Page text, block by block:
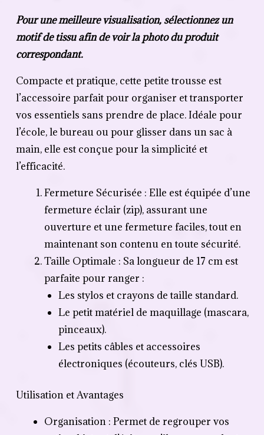
Pour une meilleure visualisation, sélectionnez un
motif de tissu afin de voir la photo du produit
correspondant.
Compacte et pratique, cette petite trousse est
l’accessoire parfait pour organiser et transporter
vos essentiels sans prendre de place. Idéale pour
l’école, le bureau ou pour glisser dans un sac à
main, elle est conçue pour la simplicité et
l’efficacité.
Fermeture Sécurisée : Elle est équipée d’une
fermeture éclair (zip), assurant une
ouverture et une fermeture faciles, tout en
maintenant son contenu en toute sécurité.
Taille Optimale : Sa longueur de 17 cm est
parfaite pour ranger :
Les stylos et crayons de taille standard.
Le petit matériel de maquillage (mascara,
pinceaux).
Les petits câbles et accessoires
électroniques (écouteurs, clés USB).
Utilisation et Avantages
Organisation : Permet de regrouper vos